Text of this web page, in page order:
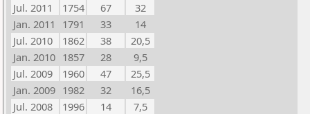
Jul. 2011
1754 67
32
Jan. 2011
1791 33
14
Jul. 2010
1862 38
20,5
Jan. 2010 1857 28
9,5
Jul. 2009
1960 47
25,5
Jan. 2009 1982 32
16,5
Jul. 2008
1996 14
7,5